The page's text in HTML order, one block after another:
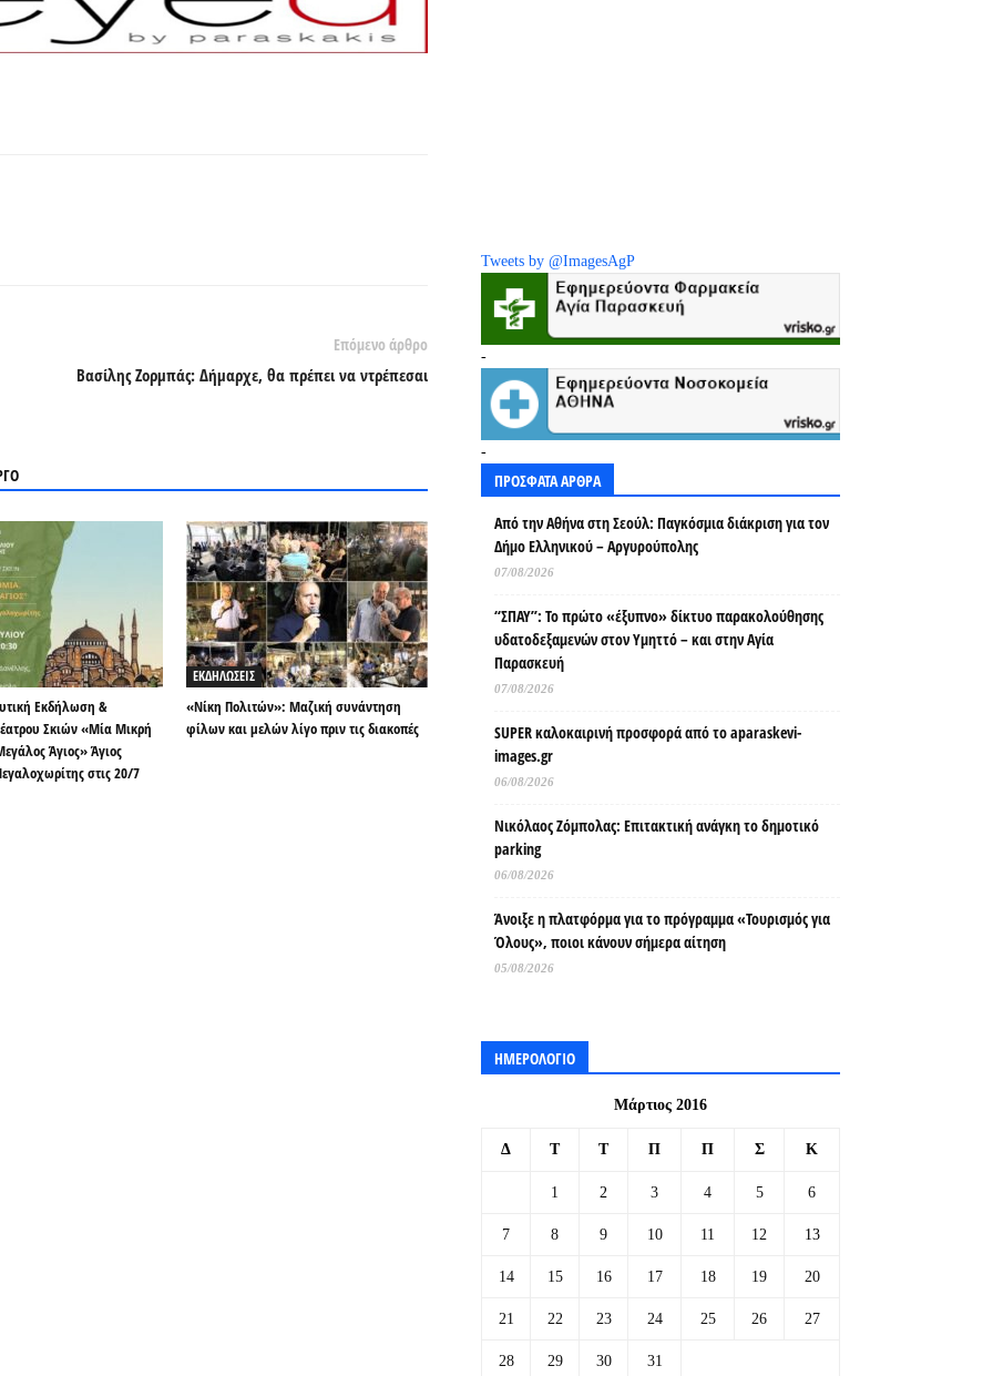
Επόμενο άρθρο
Βασίλης Ζορμπάς: Δήμαρχε, θα πρέπει να ντρέπεσαι
Εκδήλωση &
Σκιών «Μία Μικρή
Άγιος» Άγιος
στις 20/7
ΕΚΔΗΛΩΣΕΙΣ
«Νίκη Πολιτών»: Μαζική συνάντηση
φίλων και μελών λίγο πριν τις διακοπές
Tweets by @ImagesAgP
-
-
ΠΡΟΣΦΑΤΑ ΑΡΘΡΑ
Από την Αθήνα στη Σεούλ: Παγκόσμια διάκριση για τον
Δήμο Ελληνικού – Αργυρούπολης
07/08/2026
“ΣΠΑΥ”: Το πρώτο «έξυπνο» δίκτυο παρακολούθησης
υδατοδεξαμενών στον Υμηττό – και στην Αγία
Παρασκευή
07/08/2026
SUPER καλοκαιρινή προσφορά από το aparaskevi-
images.gr
06/08/2026
Νικόλαος Ζόμπολας: Επιτακτική ανάγκη το δημοτικό
parking
06/08/2026
Άνοιξε η πλατφόρμα για το πρόγραμμα «Τουρισμός για
Όλους», ποιοι κάνουν σήμερα αίτηση
05/08/2026
ΗΜΕΡΟΛΟΓΙΟ
Μάρτιος 2016
Δ Τ Τ Π Π Σ Κ
1 2 3 4 5 6
7 8 9 10 11 12 13
14 15 16 17 18 19 20
21 22 23 24 25 26 27
28 29 30 31